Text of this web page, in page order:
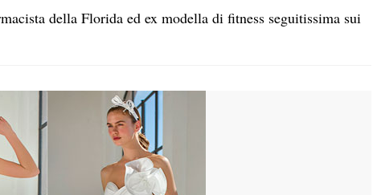
della Florida ed ex modella di fitness seguitissima sui